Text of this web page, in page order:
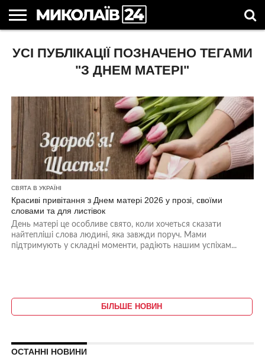
НОВИНИ
НОВИНИ
МИКОЛАЄВА
МИКОЛАЇВСЬКА
ОБЛАСТЬ
НОВИНИ
СПОРТУ
УКРАЇНА
ТА СВІТ
НОВИНИ
КОМПАНІЙ
АСТРОЛОГІЯ
СВЯТА
В
КОРИСНІ
СТАТТІ
УСІ ПУБЛІКАЦІЇ ПОЗНАЧЕНО ТЕГАМИ
"З ДНЕМ МАТЕРІ"
СВЯТА В УКРАЇНІ
Красиві привітання з Днем матері 2026 у прозі, своїми
словами та для листівок
День матері це особливе свято, коли хочеться сказати
найтепліші слова людині, яка завжди поруч. Мами
підтримують у складні моменти, радіють нашим успіхам...
БІЛЬШЕ НОВИН
ОСТАННІ НОВИНИ